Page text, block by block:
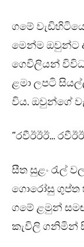
ගමේ
මෙන්ම ඔවුන්ට
ගෙවිලියන් විවිධ
ළමා ලපටි
විය. ඔවුන්ගේ
“රවීඊඊඊ…
සීත සුළං රැල්
ගොරෝසු ගුප්ත
ගමේ ළමුන්
කැවිලි ගනිමින්